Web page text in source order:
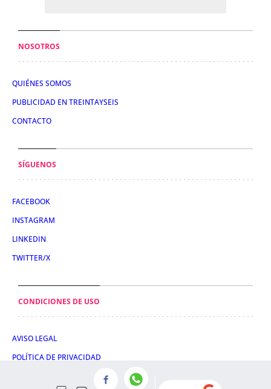
NOSOTROS
QUIÉNES SOMOS
PUBLICIDAD EN TREINTAYSEIS
CONTACTO
SÍGUENOS
FACEBOOK
INSTAGRAM
LINKEDIN
TWITTER/X
CONDICIONES DE USO
AVISO LEGAL
POLÍTICA DE PRIVACIDAD